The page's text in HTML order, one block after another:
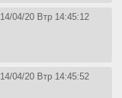
14/04/20 Втр 14:45:12
14/04/20 Втр 14:45:52